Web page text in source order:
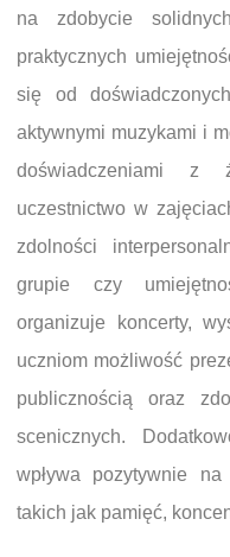
na zdobycie
praktycznych
się od
aktywnymi muzykami i
doświadczeniami z
uczestnictwo w
zdolności
grupie czy
organizuje koncerty,
uczniom możliwość
publicznością oraz
scenicznych.
wpływa pozytywnie
takich jak pamięć,